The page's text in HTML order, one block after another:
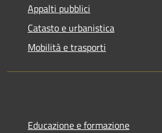
Appalti pubblici
Catasto e urbanistica
Mobilità e trasporti
Educazione e formazione